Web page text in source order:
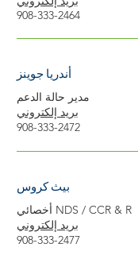
908-333-2464
أندريا جوينز
بريد إلكتروني
908-333-2472
بيث كروس
أخصائي NDS / CCR & R
بريد إلكتروني
908-333-2477